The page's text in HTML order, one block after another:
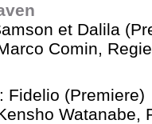
et Dalila
Comin,
Fidelio (Premiere)
Watanabe,